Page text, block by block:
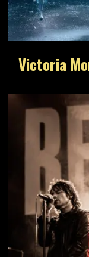
Victoria